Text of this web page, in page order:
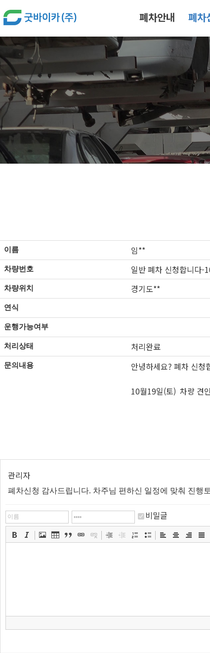
폐차안내 폐차
이름 임**
차량번호 일반 폐차 신청합니다-
차량위치 경기도**
연식
운행가능여부
처리상태 처리완료
문의내용 안녕하세요? 폐차 신청
10월19일(토) 차량 견
관리자
폐차신청 감사드립니다. 차주님 편하신 일정에 맞춰 진행
비밀글